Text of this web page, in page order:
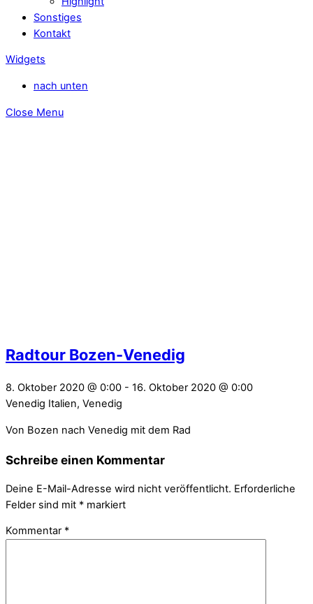
Sonstiges
Kontakt
Widgets
nach unten
Close Menu
Radtour Bozen-Venedig
8. Oktober 2020 @ 0:00 - 16. Oktober 2020 @ 0:00
Venedig Italien, Venedig
Von Bozen nach Venedig mit dem Rad
Schreibe einen Kommentar
Deine E-Mail-Adresse wird nicht veröffentlicht. Erforderliche
Felder sind mit * markiert
Kommentar *